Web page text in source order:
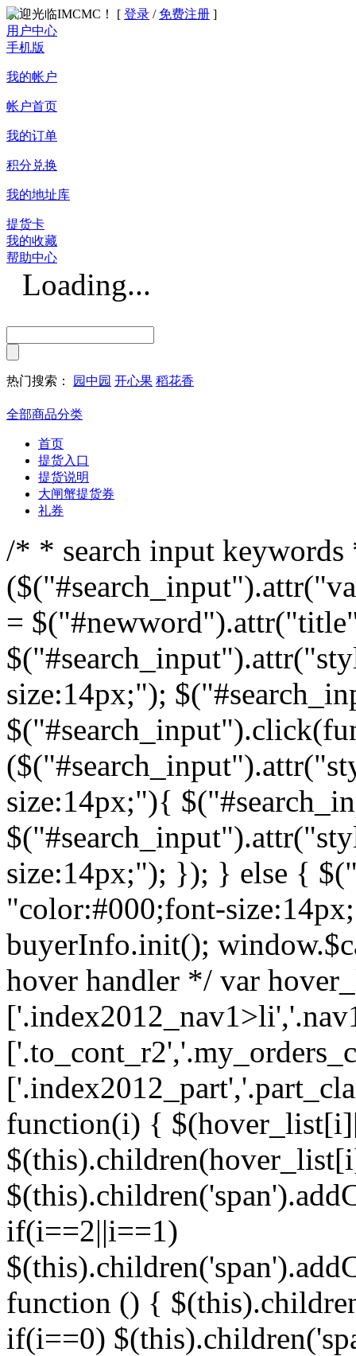
欢迎光临IMCMC！ [ 登录 / 免费注册 ]
用户中心
手机版
我的帐户
帐户首页
我的订单
积分兑换
我的地址库
提货卡
我的收藏
帮助中心
Loading...
热门搜索： 园中园 开心果 稻花香
全部商品分类
首页
提货入口
提货说明
大闸蟹提货券
礼券
/* * search input
=
size:14px;");
size:14px;"){
size:14px;"); }); } else {
"color:#000;font-
buyerInfo.init();
hover handler */ var
function(i) {
if(i==2||i==1)
function () {
if(i==0)